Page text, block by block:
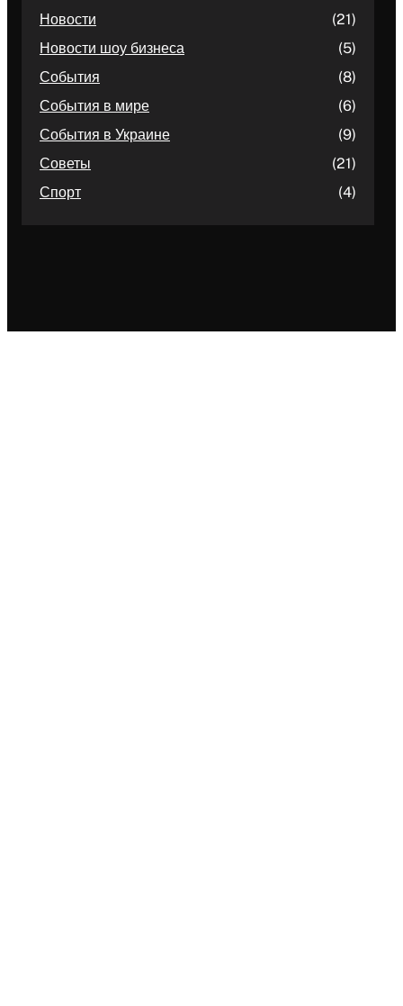
Новости
(21)
Новости шоу бизнеса
(5)
События
(8)
События в мире
(6)
События в Украине
(9)
Советы
(21)
Спорт
(4)